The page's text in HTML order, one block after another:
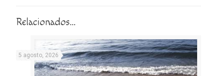
Relacionados...
5 agosto, 2026